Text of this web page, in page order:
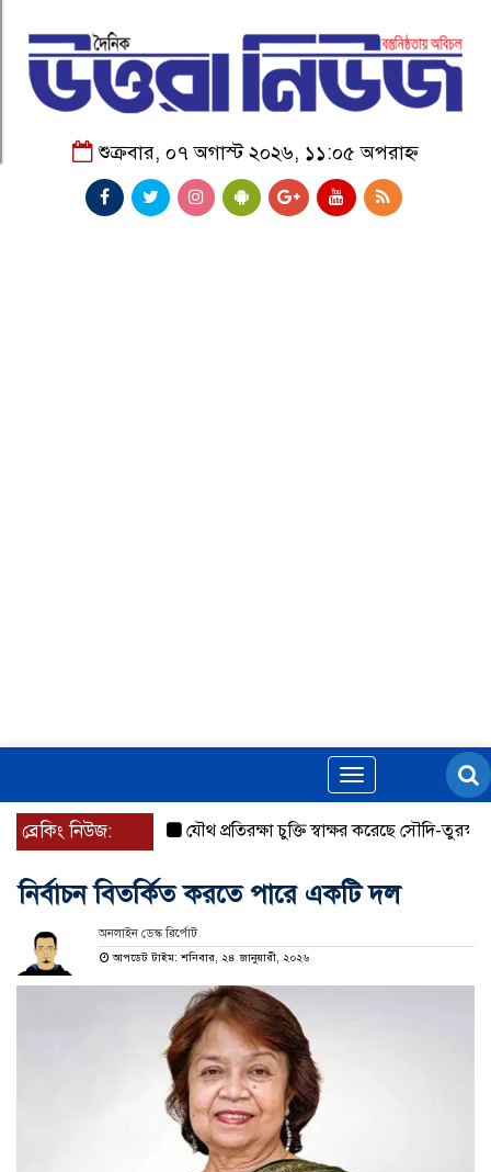
শুক্রবার, ০৭ অগাস্ট ২০২৬, ১১:০৫ অপরাহ্ন
Toggle
navigation
ব্রেকিং নিউজ: যৌথ প্রতিরক্ষা চুক্তি স্বাক্ষর করেছে সৌদি-তুরস্ক-
নির্বাচন বিতর্কিত করতে পারে একটি দল
অনলাইন ডেস্ক রির্পোট
আপডেট টাইম: শনিবার, ২৪ জানুয়ারী, ২০২৬